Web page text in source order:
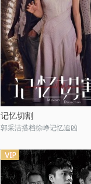
记忆切割
郭采洁搭档徐峥记忆追凶